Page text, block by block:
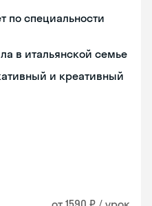
по специальности
в итальянской семье
и креативный